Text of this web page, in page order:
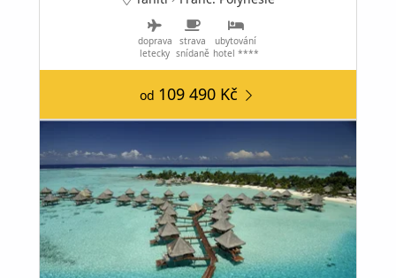
doprava
letecky
strava
snídaně
ubytování
hotel ****
od 109 490 Kč